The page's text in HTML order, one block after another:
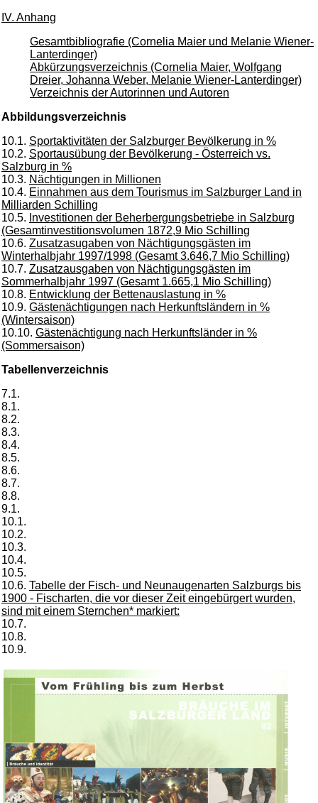
IV. Anhang
Gesamtbibliografie (Cornelia Maier und Melanie Wiener-
Lanterdinger)
Abkürzungsverzeichnis (Cornelia Maier, Wolfgang
Dreier, Johanna Weber, Melanie Wiener-Lanterdinger)
Verzeichnis der Autorinnen und Autoren
Abbildungsverzeichnis
10.1. Sportaktivitäten der Salzburger Bevölkerung in %
10.2. Sportausübung der Bevölkerung - Österreich vs.
Salzburg in %
10.3. Nächtigungen in Millionen
10.4. Einnahmen aus dem Tourismus im Salzburger Land in
Milliarden Schilling
10.5. Investitionen der Beherbergungsbetriebe in Salzburg
(Gesamtinvestitionsvolumen 1872,9 Mio Schilling
10.6. Zusatzasugaben von Nächtigungsgästen im
Winterhalbjahr 1997/1998 (Gesamt 3.646,7 Mio Schilling)
10.7. Zusatzausgaben von Nächtigungsgästen im
Sommerhalbjahr 1997 (Gesamt 1.665,1 Mio Schilling)
10.8. Entwicklung der Bettenauslastung in %
10.9. Gästenächtigungen nach Herkunftsländern in %
(Wintersaison)
10.10. Gästenächtigung nach Herkunftsländer in %
(Sommersaison)
Tabellenverzeichnis
7.1.
8.1.
8.2.
8.3.
8.4.
8.5.
8.6.
8.7.
8.8.
9.1.
10.1.
10.2.
10.3.
10.4.
10.5.
10.6. Tabelle der Fisch- und Neunaugenarten Salzburgs bis
1900 - Fischarten, die vor dieser Zeit eingebürgert wurden,
sind mit einem Sternchen* markiert:
10.7.
10.8.
10.9.